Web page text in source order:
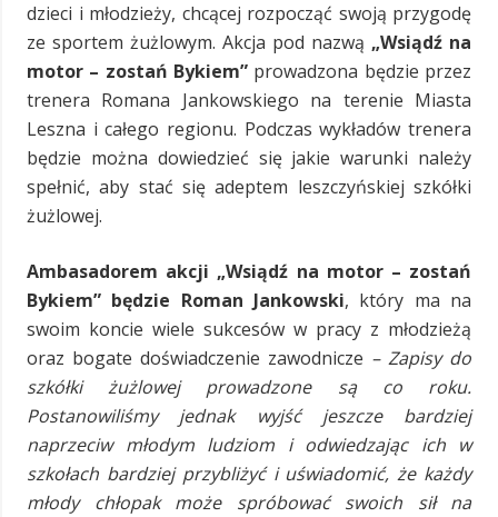
dzieci i młodzieży, chcącej rozpocząć swoją przygodę
ze sportem żużlowym. Akcja pod nazwą „Wsiądź na
motor – zostań Bykiem” prowadzona będzie przez
trenera Romana Jankowskiego na terenie Miasta
Leszna i całego regionu. Podczas wykładów trenera
będzie można dowiedzieć się jakie warunki należy
spełnić, aby stać się adeptem leszczyńskiej szkółki
żużlowej.
Ambasadorem akcji „Wsiądź na motor – zostań
Bykiem” będzie Roman Jankowski, który ma na
swoim koncie wiele sukcesów w pracy z młodzieżą
oraz bogate doświadczenie zawodnicze – Zapisy do
szkółki żużlowej prowadzone są co roku.
Postanowiliśmy jednak wyjść jeszcze bardziej
naprzeciw młodym ludziom i odwiedzając ich w
szkołach bardziej przybliżyć i uświadomić, że każdy
młody chłopak może spróbować swoich sił na